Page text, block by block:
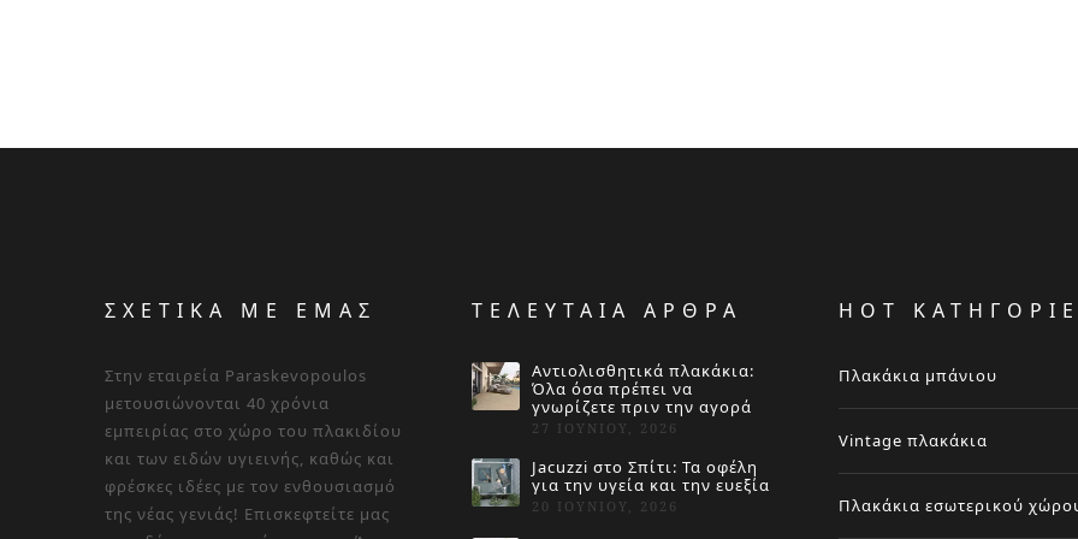
ΣΧΕΤΙΚΑ ΜΕ ΕΜΑΣ
Στην εταιρεία Paraskevopoulos
μετουσιώνονται 40 χρόνια
εμπειρίας στο χώρο του πλακιδίου
και των ειδών υγιεινής, καθώς και
φρέσκες ιδέες με τον ενθουσιασμό
της νέας γενιάς! Επισκεφτείτε μας
ΤΕΛΕΥΤΑΙΑ ΑΡΘΡΑ
Αντιολισθητικά πλακάκια:
Όλα όσα πρέπει να
γνωρίζετε πριν την αγορά
27 ΙΟΥΝΊΟΥ, 2026
Jacuzzi στο Σπίτι: Τα οφέλη
για την υγεία και την ευεξία
20 ΙΟΥΝΊΟΥ, 2026
HOT
Πλακάκια μπάνιου
Vintage πλακάκια
Πλακάκια εσωτερικού